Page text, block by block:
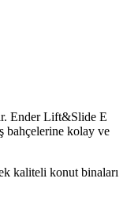
Ender Lift&Slide E
bahçelerine kolay ve
kaliteli konut binaları